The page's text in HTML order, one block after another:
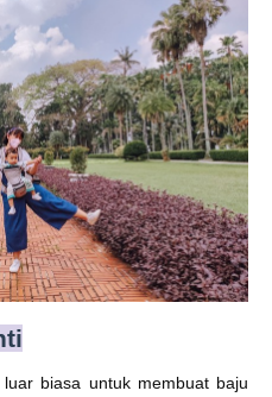
biasa untuk membuat baju